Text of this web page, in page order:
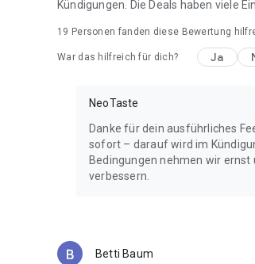
Kündigungen. ​Die Deals haben viele
19 Personen fanden diese Bewertung
War das hilfreich für dich? Ja
NeoTaste
Danke für dein ausführliches
sofort – darauf wird im
Bedingungen nehmen wir
verbessern.
Betti Baum